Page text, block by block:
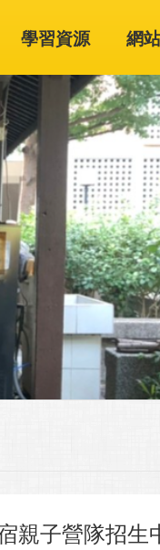
學習資源 網
親子營隊招生